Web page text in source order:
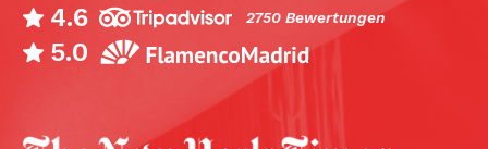
4.6 2750 Bewertungen
5.0